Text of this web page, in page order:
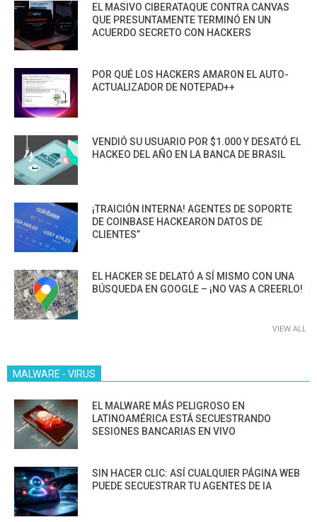
EL MASIVO CIBERATAQUE CONTRA CANVAS
QUE PRESUNTAMENTE TERMINÓ EN UN
ACUERDO SECRETO CON HACKERS
POR QUÉ LOS HACKERS AMARON EL AUTO-
ACTUALIZADOR DE NOTEPAD++
VENDIÓ SU USUARIO POR $1.000 Y DESATÓ EL
HACKEO DEL AÑO EN LA BANCA DE BRASIL
¡TRAICIÓN INTERNA! AGENTES DE SOPORTE
DE COINBASE HACKEARON DATOS DE
CLIENTES”
EL HACKER SE DELATÓ A SÍ MISMO CON UNA
BÚSQUEDA EN GOOGLE – ¡NO VAS A CREERLO!
VIEW ALL
MALWARE - VIRUS
EL MALWARE MÁS PELIGROSO EN
LATINOAMÉRICA ESTÁ SECUESTRANDO
SESIONES BANCARIAS EN VIVO
SIN HACER CLIC: ASÍ CUALQUIER PÁGINA WEB
PUEDE SECUESTRAR TU AGENTES DE IA